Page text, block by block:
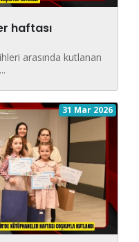
haftası
arasında kutlanan
31 Mar 2026